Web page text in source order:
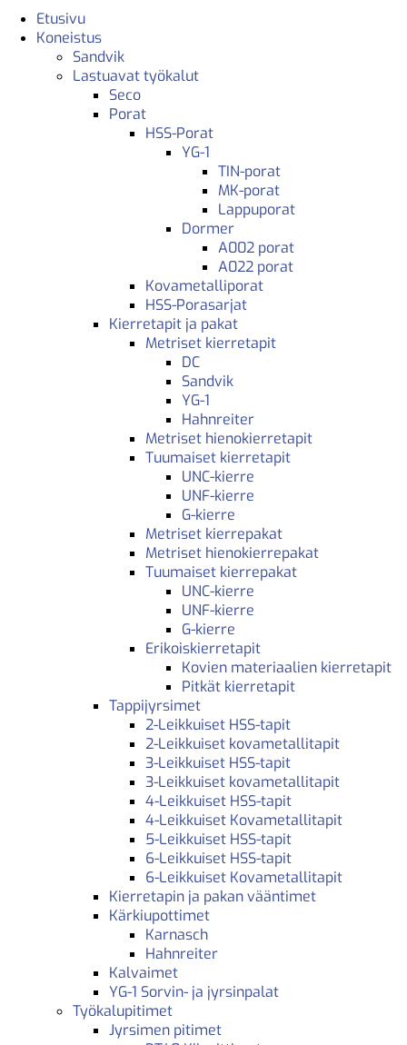
Etusivu
Koneistus
Sandvik
Lastuavat työkalut
Seco
Porat
HSS-Porat
YG-1
TIN-porat
MK-porat
Lappuporat
Dormer
A002 porat
A022 porat
Kovametalliporat
HSS-Porasarjat
Kierretapit ja pakat
Metriset kierretapit
DC
Sandvik
YG-1
Hahnreiter
Metriset hienokierretapit
Tuumaiset kierretapit
UNC-kierre
UNF-kierre
G-kierre
Metriset kierrepakat
Metriset hienokierrepakat
Tuumaiset kierrepakat
UNC-kierre
UNF-kierre
G-kierre
Erikoiskierretapit
Kovien materiaalien kierretapit
Pitkät kierretapit
Tappijyrsimet
2-Leikkuiset HSS-tapit
2-Leikkuiset kovametallitapit
3-Leikkuiset HSS-tapit
3-Leikkuiset kovametallitapit
4-Leikkuiset HSS-tapit
4-Leikkuiset Kovametallitapit
5-Leikkuiset HSS-tapit
6-Leikkuiset HSS-tapit
6-Leikkuiset Kovametallitapit
Kierretapin ja pakan vääntimet
Kärkiupottimet
Karnasch
Hahnreiter
Kalvaimet
YG-1 Sorvin- ja jyrsinpalat
Työkalupitimet
Jyrsimen pitimet